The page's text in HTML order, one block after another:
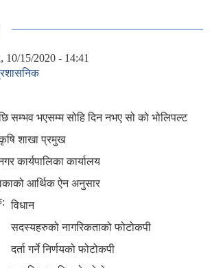
10/15/2020 - 14:41
सम्भव भएसम्म सोहि दिन नभए सो को भोलिपल्ट
शाखा प्रमुख
कार्यपालिका कार्यालय
आर्थिक ऐन अनुसार
विधान
सदस्यहरुको नागरिकताको फोटोकपी
दर्ता गर्ने निर्णयको फोटोकपी